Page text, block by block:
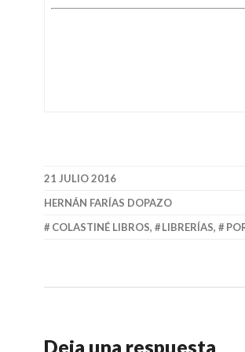
21 JULIO 2016
HERNÁN FARÍAS DOPAZO
COLASTINÉ LIBROS, LIBRERÍAS,
Deja una respuesta